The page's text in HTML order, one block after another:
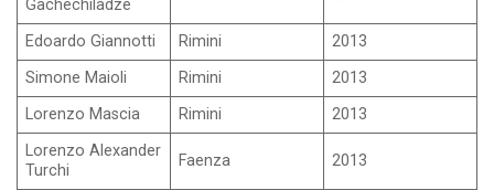
Gachechiladze
Edoardo Giannotti Rimini
2013
Simone Maioli
Rimini
2013
Lorenzo Mascia
Rimini
2013
Lorenzo Alexander
Turchi
Faenza 2013